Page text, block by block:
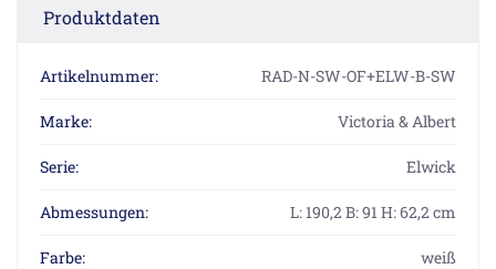
Produktdaten
Artikelnummer: RAD-N-SW-OF+ELW-B-SW
Marke: Victoria & Albert
Serie: Elwick
Abmessungen: L: 190,2 B: 91 H: 62,2 cm
Farbe: weiß